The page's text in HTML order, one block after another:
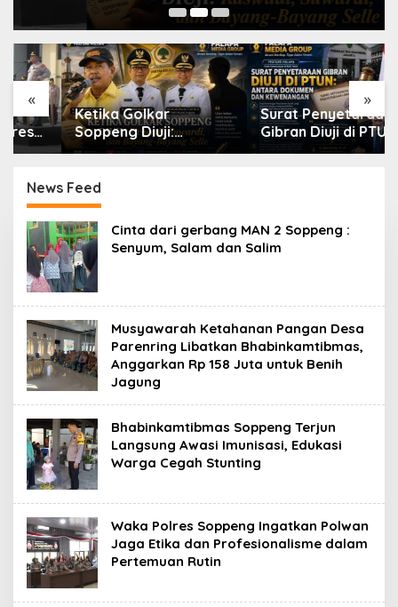
« »
Ketika Golkar
Soppeng Diuji:
Kaswadi, Suwardi, dan
Surat Penyetaraan
Gibran Diuji di PTUN:
Antara Dokumen dan
News Feed
suarapalapaCinta dari gerbang MAN 2 Soppeng :
Senyum, Salam dan Salim
Musyawarah Ketahanan Pangan Desa
Parenring Libatkan Bhabinkamtibmas,
Anggarkan Rp 158 Juta untuk Benih
Jagung
Bhabinkamtibmas Soppeng Terjun
Langsung Awasi Imunisasi, Edukasi
Warga Cegah Stunting
Waka Polres Soppeng Ingatkan Polwan
Jaga Etika dan Profesionalisme dalam
Pertemuan Rutin